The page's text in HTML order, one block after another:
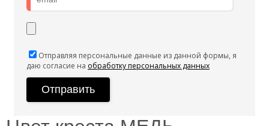
Отправляя персональные данные из данной формы, я
даю согласие на обработку персональных данных